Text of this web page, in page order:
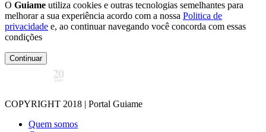
O Guiame utiliza cookies e outras tecnologias semelhantes para
melhorar a sua experiência acordo com a nossa Politica de
privacidade e, ao continuar navegando você concorda com essas
condições
Continuar
COPYRIGHT 2018 | Portal Guiame
Quem somos